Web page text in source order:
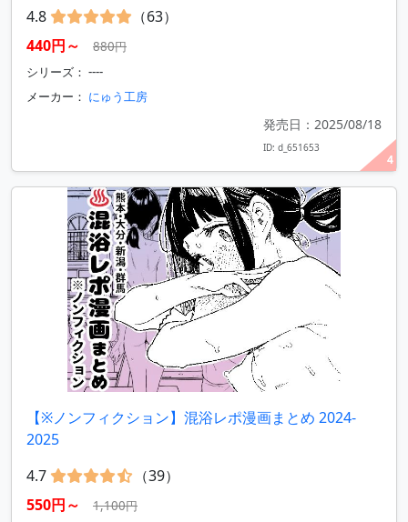
4
4.8
（63）
440円～
880円
シリーズ： ----
メーカー： にゅう工房
発売日：2025/08/18
ID: d_651653
【※ノンフィクション】混浴レポ漫画まとめ 2024-
2025
4.7
（39）
550円～
1,100円